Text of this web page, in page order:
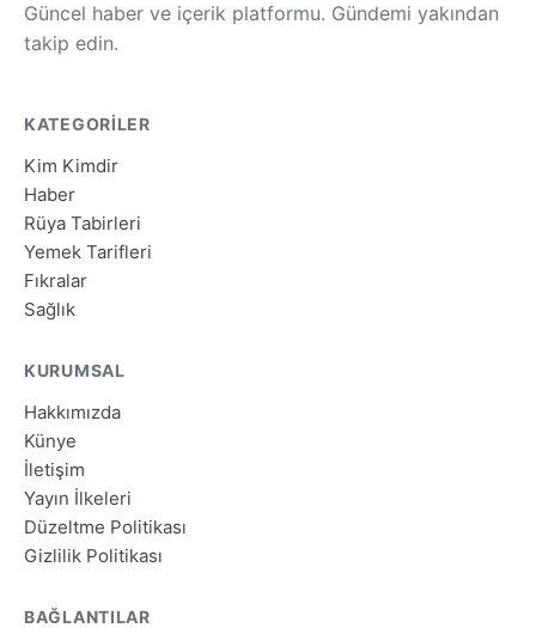
Güncel haber ve içerik platformu. Gündemi yakından
takip edin.
KATEGORILER
Kim Kimdir
Haber
Rüya Tabirleri
Yemek Tarifleri
Fıkralar
Sağlık
KURUMSAL
Hakkımızda
Künye
İletişim
Yayın İlkeleri
Düzeltme Politikası
Gizlilik Politikası
BAĞLANTILAR